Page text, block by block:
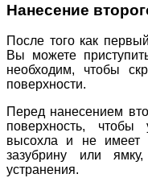
Нанесение
После того как
Вы можете
необходим, чтобы
поверхности.
Перед нанесением
поверхность,
высохла и не имеет
зазубрину или
устранения.